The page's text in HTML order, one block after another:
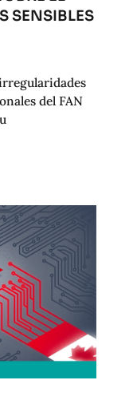
SENSIBLES
del FAN